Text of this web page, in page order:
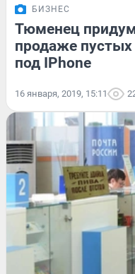
БИЗНЕС
Тюменец
продаже пустых
под IPhone
16 января, 2019, 15:11